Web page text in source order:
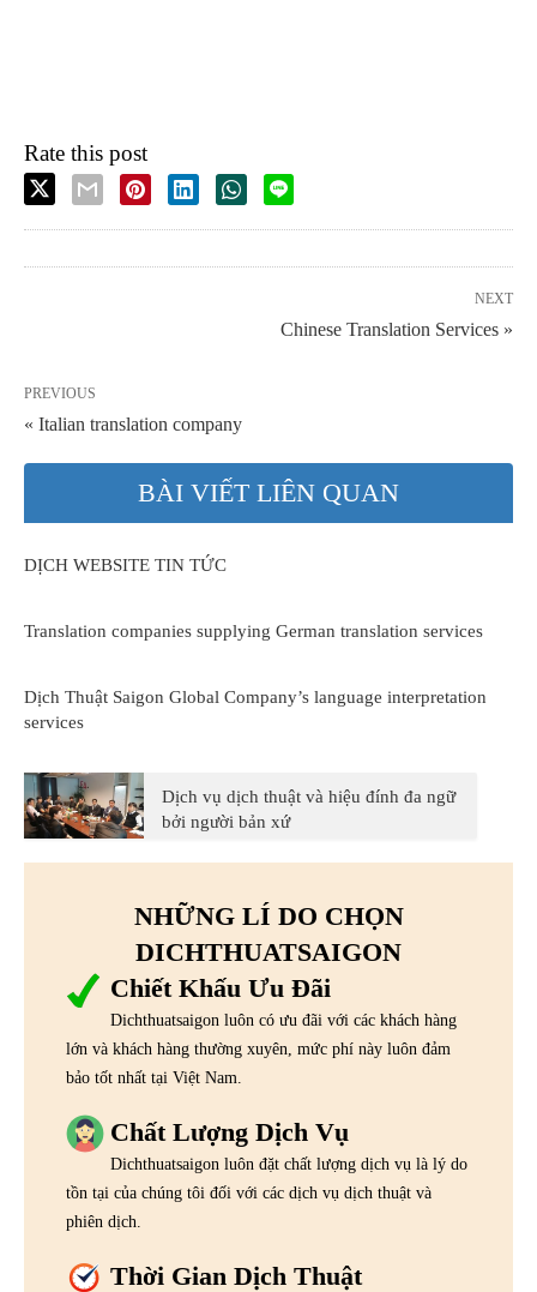
Rate this post
NEXT
Chinese Translation Services »
PREVIOUS
« Italian translation company
BÀI VIẾT LIÊN QUAN
DỊCH WEBSITE TIN TỨC
Translation companies supplying German translation services
Dịch Thuật Saigon Global Company’s language interpretation
services
Dịch vụ dịch thuật và hiệu đính đa ngữ
bởi người bản xứ
NHỮNG LÍ DO CHỌN
DICHTHUATSAIGON
Chiết Khấu Ưu Đãi
Dichthuatsaigon luôn có ưu đãi với các khách hàng
lớn và khách hàng thường xuyên, mức phí này luôn đảm
bảo tốt nhất tại Việt Nam.
Chất Lượng Dịch Vụ
Dichthuatsaigon luôn đặt chất lượng dịch vụ là lý do
tồn tại của chúng tôi đối với các dịch vụ dịch thuật và
phiên dịch.
Thời Gian Dịch Thuật